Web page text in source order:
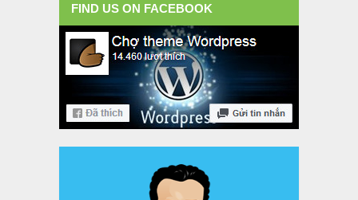
FIND US ON FACEBOOK